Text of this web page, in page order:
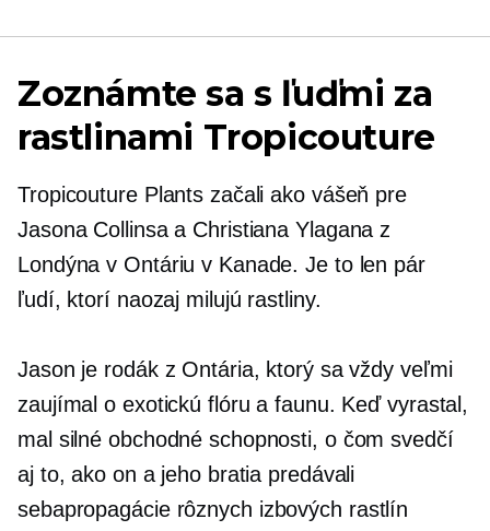
Zoznámte sa s ľuďmi za
rastlinami Tropicouture
Tropicouture Plants začali ako vášeň pre
Jasona Collinsa a Christiana Ylagana z
Londýna v Ontáriu v Kanade. Je to len pár
ľudí, ktorí naozaj milujú rastliny.
Jason je rodák z Ontária, ktorý sa vždy veľmi
zaujímal o exotickú flóru a faunu. Keď vyrastal,
mal silné obchodné schopnosti, o čom svedčí
aj to, ako on a jeho bratia predávali
sebapropagácierôznych izbových rastlín